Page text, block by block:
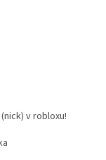
v robloxu!